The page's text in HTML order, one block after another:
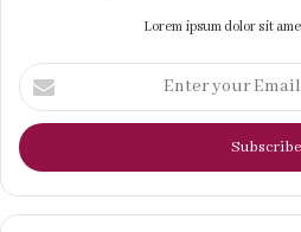
Lorem ipsum dolor sit
Enter
your
Email
address